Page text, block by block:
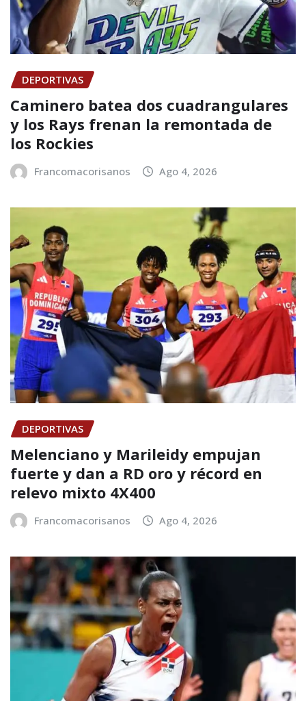
DEPORTIVAS
Caminero batea dos cuadrangulares
y los Rays frenan la remontada de
los Rockies
Francomacorisanos Ago 4, 2026
DEPORTIVAS
Melenciano y Marileidy empujan
fuerte y dan a RD oro y récord en
relevo mixto 4X400
Francomacorisanos Ago 4, 2026